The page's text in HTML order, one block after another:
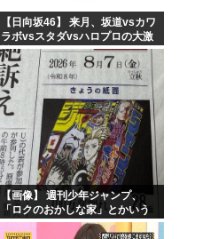
【日向坂46】 来月、坂道vsカワ
ラボvsスタダvsハロプロの大激
戦
【画像】 週刊少年ジャンプ、
「ロクのおかしな家」とかいう
微妙な漫画を巻頭カラーにした